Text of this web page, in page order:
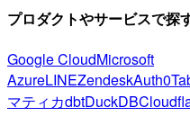
プロダクトやサービスで探
Google CloudMicrosoft
AzureLINEZendeskAuth0
マティカdbtDuckDB